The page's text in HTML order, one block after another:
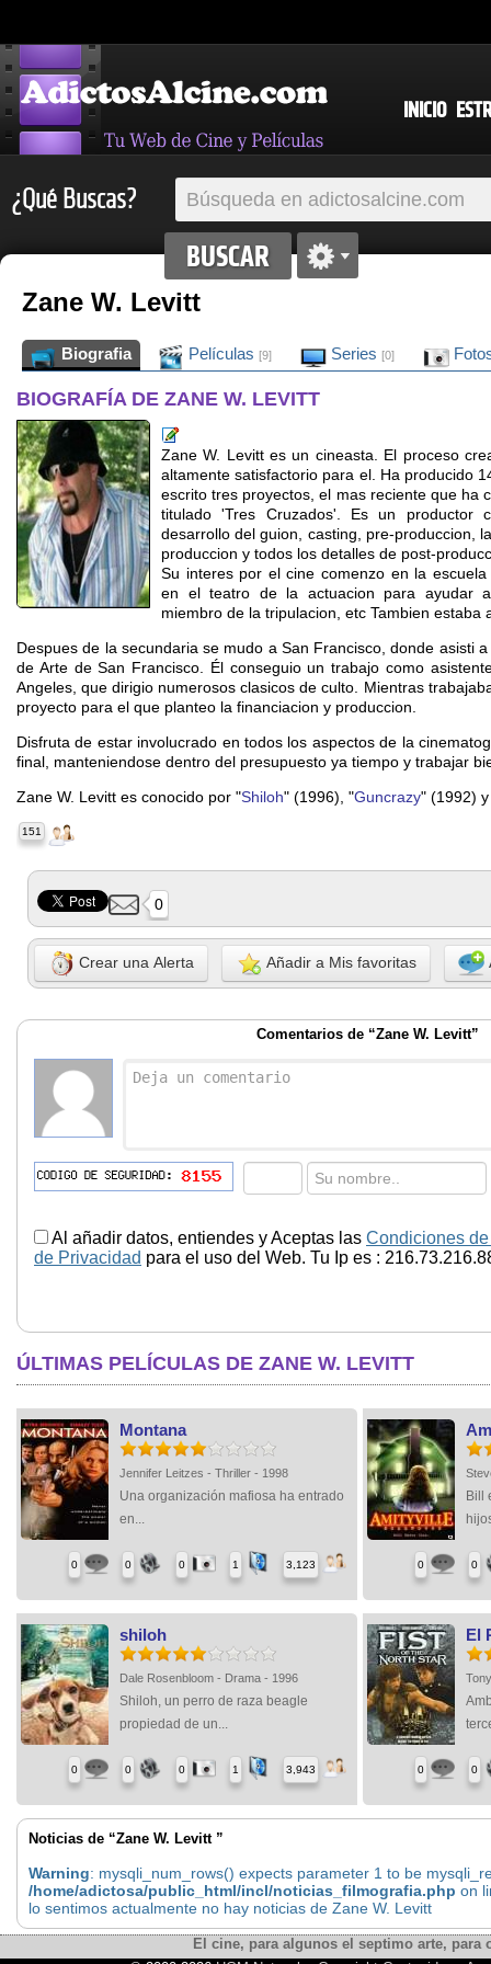
INICIO
¿Qué Buscas?
Zane W. Levitt
Biografia Películas [9] Series [0]
BIOGRAFÍA DE ZANE W. LEVITT
Zane W. Levitt es un cineasta. El proceso
altamente satisfactorio para el. Ha producido
escrito tres proyectos, el mas reciente que ha
titulado 'Tres Cruzados'. Es un productor
desarrollo del guion, casting, pre-produccion,
produccion y todos los detalles de post-
Su interes por el cine comenzo en la
en el teatro de la actuacion para ayudar
miembro de la tripulacion, etc Tambien estaba
Despues de la secundaria se mudo a San Francisco, donde asisti
de Arte de San Francisco. Él conseguio un trabajo como
Angeles, que dirigio numerosos clasicos de culto. Mientras
proyecto para el que planteo la financiacion y produccion.
Disfruta de estar involucrado en todos los aspectos de la
final, manteniendose dentro del presupuesto ya tiempo y trabajar
Zane W. Levitt es conocido por "Shiloh" (1996), "Guncrazy" (1992)
151
0
Crear una Alerta Añadir a Mis favoritas
Comentarios de “Zane W. Levitt”
Al añadir datos, entiendes y Aceptas las Condiciones
de Privacidad para el uso del Web. Tu Ip es :
ÚLTIMAS PELÍCULAS DE ZANE W. LEVITT
Montana
Jennifer Leitzes - Thriller - 1998
Una organización mafiosa ha entrado
en...
0 0 0 1 3,123
Bill
0 0
shiloh
Dale Rosenbloom - Drama - 1996
Shiloh, un perro de raza beagle
propiedad de un...
0 0 0 1 3,943
El
0 0
Noticias de “Zane W. Levitt ”
Warning: mysqli_num_rows() expects parameter 1 to be
/home/adictosa/public_html/incl/noticias_filmografia.php on
lo sentimos actualmente no hay noticias de Zane W. Levitt
El cine, para algunos el septimo arte,